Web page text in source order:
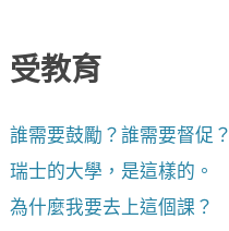
受教育
誰需要鼓勵？誰需要督促？
瑞士的大學，是這樣的。
為什麼我要去上這個課？